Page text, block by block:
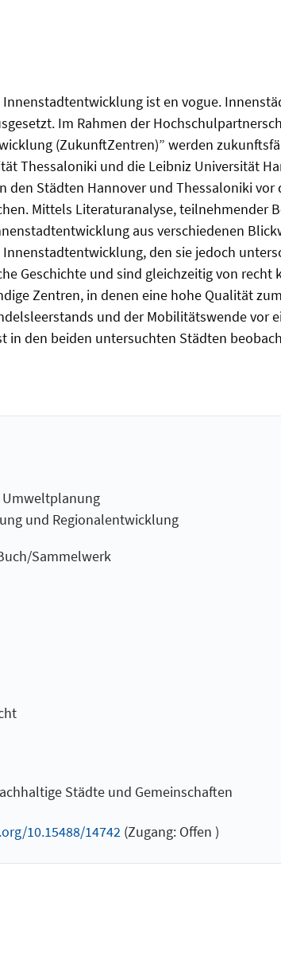
ist en vogue.
Im Rahmen der
(ZukunftZentren)” werden
Thessaloniki und die Leibniz Universität
den Städten Hannover und Thessaloniki
Mittels Literaturanalyse, teilnehmender
aus verschiedenen
den sie jedoch
Geschichte und sind gleichzeitig von
Zentren, in denen eine hohe Qualität
und der Mobilitätswende vor
den beiden untersuchten Städten
und Regionalentwicklung
Sammelwerk
Städte und Gemeinschaften
10.15488/14742(Zugang: Offen )